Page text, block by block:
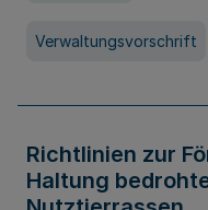
Verwaltungsvorschrift
Richtlinien zur
Haltung